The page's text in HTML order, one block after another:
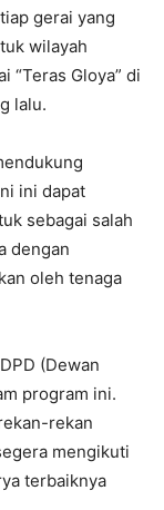
gerai yang
wilayah
“Teras Gloya” di
lalu.
ini dapat
sebagai salah
dengan
oleh tenaga
(Dewan
program ini.
rekan
mengikuti
terbaiknya